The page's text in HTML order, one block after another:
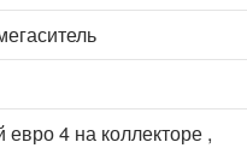
4 на коллекторе ,